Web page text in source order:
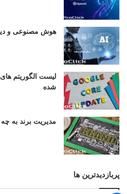
هوش مصنوعی و
لیست الگوریتم
شده
مدیریت برند به
پربازدیدترین ها